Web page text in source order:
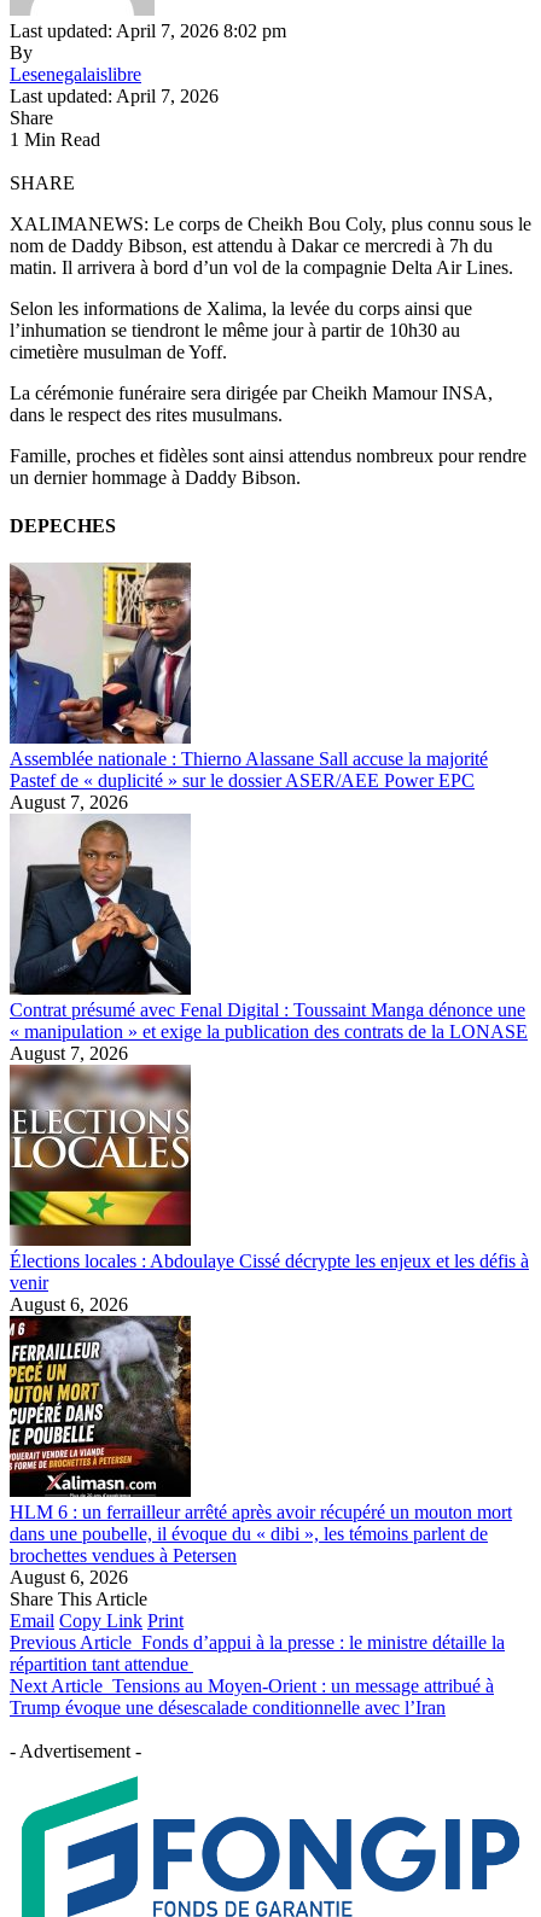
Last updated: April 7, 2026 8:02 pm
By
Lesenegalaislibre
Last updated: April 7, 2026
Share
1 Min Read
SHARE
XALIMANEWS: Le corps de Cheikh Bou Coly, plus connu sous le
nom de Daddy Bibson, est attendu à Dakar ce mercredi à 7h du
matin. Il arrivera à bord d’un vol de la compagnie Delta Air Lines.
Selon les informations de Xalima, la levée du corps ainsi que
l’inhumation se tiendront le même jour à partir de 10h30 au
cimetière musulman de Yoff.
La cérémonie funéraire sera dirigée par Cheikh Mamour INSA,
dans le respect des rites musulmans.
Famille, proches et fidèles sont ainsi attendus nombreux pour rendre
un dernier hommage à Daddy Bibson.
DEPECHES
Assemblée nationale : Thierno Alassane Sall accuse la majorité
Pastef de « duplicité » sur le dossier ASER/AEE Power EPC
August 7, 2026
Contrat présumé avec Fenal Digital : Toussaint Manga dénonce une
« manipulation » et exige la publication des contrats de la LONASE
August 7, 2026
Élections locales : Abdoulaye Cissé décrypte les enjeux et les défis à
venir
August 6, 2026
HLM 6 : un ferrailleur arrêté après avoir récupéré un mouton mort
dans une poubelle, il évoque du « dibi », les témoins parlent de
brochettes vendues à Petersen
August 6, 2026
Share This Article
Email Copy Link Print
Previous Article Fonds d’appui à la presse : le ministre détaille la
répartition tant attendue
Next Article Tensions au Moyen-Orient : un message attribué à
Trump évoque une désescalade conditionnelle avec l’Iran
- Advertisement -